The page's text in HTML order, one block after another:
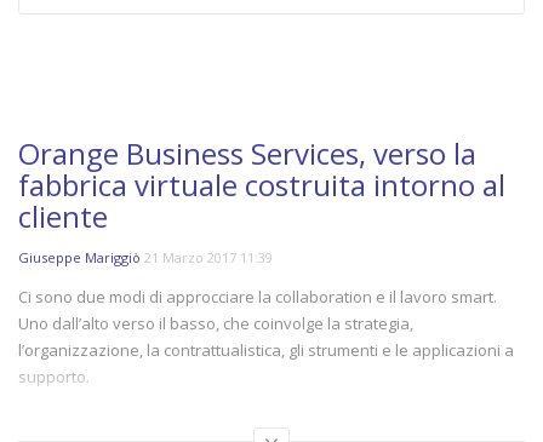
Orange Business Services, verso la
fabbrica virtuale costruita intorno al
cliente
Giuseppe Mariggiò 21 Marzo 2017 11:39
Ci sono due modi di approcciare la collaboration e il lavoro smart.
Uno dall’alto verso il basso, che coinvolge la strategia,
l’organizzazione, la contrattualistica, gli strumenti e le applicazioni a
supporto.
E un altro dal basso, che riguarda la domanda di flessibilità e agilità